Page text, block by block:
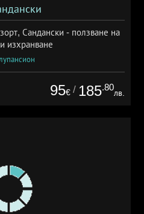
Сандански - ползване на
изхранване
95€ / 185.80
лв.